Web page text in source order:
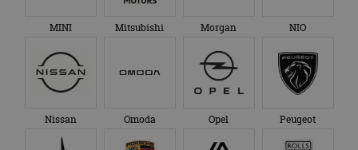
MINI Mitsubishi Morgan NIO
Nissan Omoda Opel Peugeot